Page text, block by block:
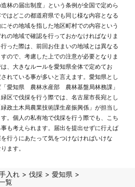
林の届出制度」という条例が全国で定めら
はどこの都道府県でも同じ様な内容となる
その地域を指した地区町村での内容という
の地域で確認を行っておかなければなりま
った際は、前回お住まいの地域とは異なる
ので、考慮した上での注意が必要となりま
、大きなルールを愛知県全体で定めてお
れている事が多いと言えます。愛知県とし
「愛知県 農林水産部 農林基盤局林務課」
区で伐採を行う際では、名古屋市長宛とし
政土木局農業技術課生産振興係」が担当し
。個人の私有地で伐採を行う際でも、こち
も考えられます。届出を提出せずに行えば
行うにあたって気をつけなければいけな
ます。
入れ 伐採
愛知県
覧